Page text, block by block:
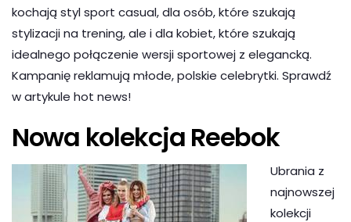
kochają styl sport casual, dla osób, które szukają
stylizacji na trening, ale i dla kobiet, które szukają
idealnego połączenie wersji sportowej z elegancką.
Kampanię reklamują młode, polskie celebrytki. Sprawdź
w artykule hot news!
Nowa kolekcja Reebok
Ubrania z
najnowszej
kolekcji